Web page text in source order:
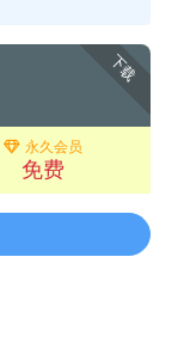
下载
永久会员
免费